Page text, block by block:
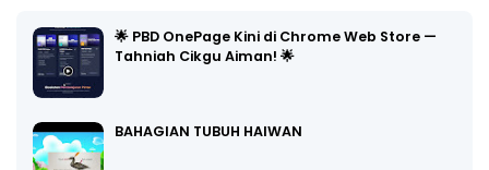
🌟 PBD OnePage Kini di Chrome Web Store —
Tahniah Cikgu Aiman! 🌟
BAHAGIAN TUBUH HAIWAN